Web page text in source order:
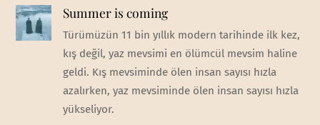
Summer is coming
Türümüzün 11 bin yıllık modern tarihinde ilk kez,
kış değil, yaz mevsimi en ölümcül mevsim haline
geldi. Kış mevsiminde ölen insan sayısı hızla
azalırken, yaz mevsiminde ölen insan sayısı hızla
yükseliyor.